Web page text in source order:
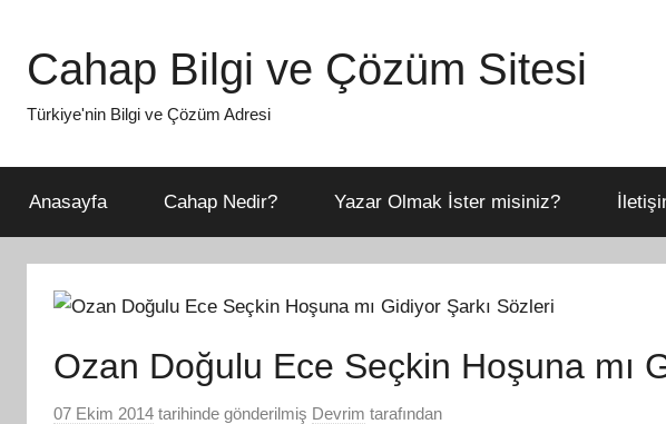
Cahap Bilgi ve Çözüm Sitesi
Türkiye'nin Bilgi ve Çözüm Adresi
Anasayfa Cahap Nedir? Yazar Olmak İster misiniz?
Ozan Doğulu Ece Seçkin Hoşuna mı
07 Ekim 2014 tarihinde gönderilmiş Devrim tarafından